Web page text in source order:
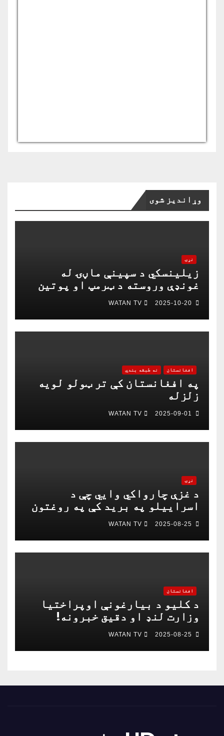
وړاندیز شوی
نړۍ
زیلینسکي د سپینې ماڼۍ له
غونډې وروسته د ټرمپ او پوتین
په خبرو اترو کې د ګډون لپاره
چمتو دی
2025-10-20
WATAN TV
افغانستان نه طبقه بندي
په افغانستان کې تر ټولو لویه
زلزله
2025-09-01
WATAN TV
نړۍ
د غزې چارواکي وايي چې د
اسراییلو په برید کې په روغتون
باندې د ۱۵ کسانو په ګډون څلور
خبریالان وژل شوي دي
2025-08-25
WATAN TV
افغانستان
د کلیو د بیارغونې اوپراختیا
وزارت لنډ او دقیق خبرونه!
2025-08-25
WATAN TV